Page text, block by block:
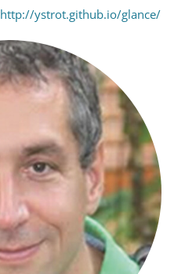
http://ystrot.github.io/glance/